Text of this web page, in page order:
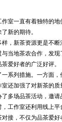
室一直有着独特的
新的期待。
，新茶资源更是不
当地茶农合作，发
爱好者的广泛好评。
系列措施。一方面
还加强了对新茶的
多场品茶活动，邀
工作室还利用线上平
接，不仅为品茶爱